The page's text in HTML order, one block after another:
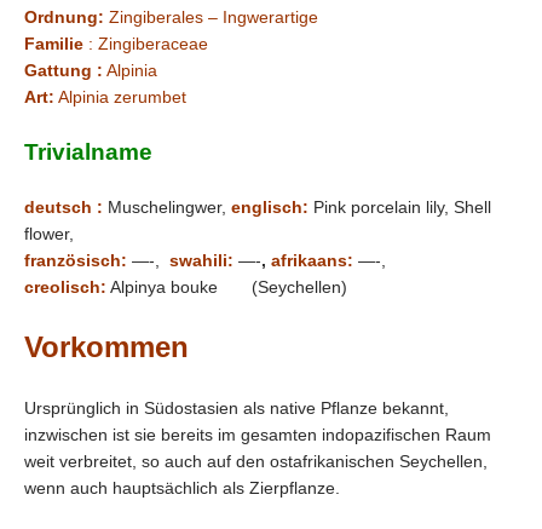
Ordnung: Zingiberales – Ingwerartige
Familie : Zingiberaceae
Gattung : Alpinia
Art: Alpinia zerumbet
Trivialname
deutsch : Muschelingwer, englisch: Pink porcelain lily, Shell
flower,
französisch: —-, swahili: —-, afrikaans: —-,
creolisch: Alpinya bouke (Seychellen)
Vorkommen
Ursprünglich in Südostasien als native Pflanze bekannt,
inzwischen ist sie bereits im gesamten indopazifischen Raum
weit verbreitet, so auch auf den ostafrikanischen Seychellen,
wenn auch hauptsächlich als Zierpflanze.